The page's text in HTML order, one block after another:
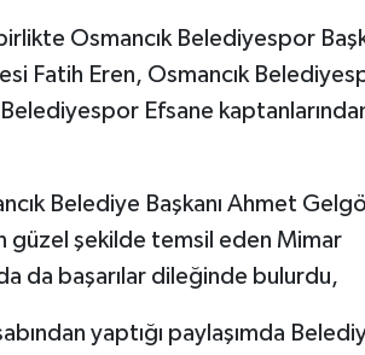
Osmancık Belediyespor
Fatih Eren, Osmancık
Efsane
Belediye Başkanı Ahmet
güzel şekilde temsil eden Mimar
da başarılar dileğinde bulurdu,
yaptığı paylaşımda